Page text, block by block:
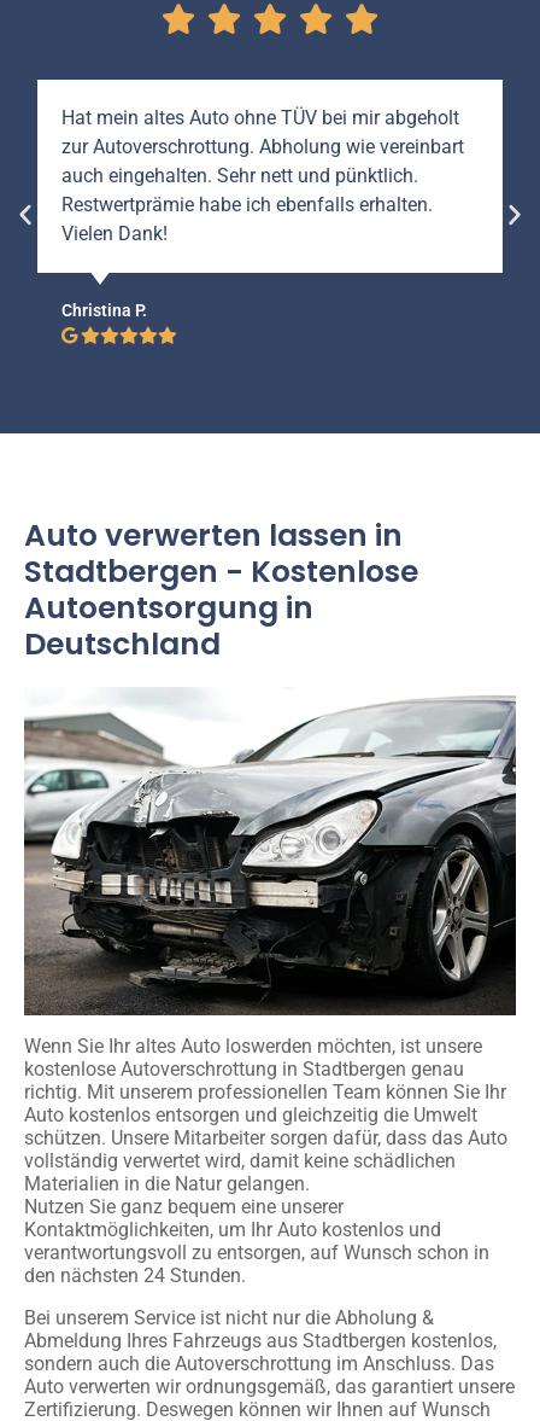
Hat mein altes Auto ohne TÜV bei mir abgeholt
zur Autoverschrottung. Abholung wie vereinbart
auch eingehalten. Sehr nett und pünktlich.
Restwertprämie habe ich ebenfalls erhalten.
Vielen Dank!
Christina P.
Auto verwerten lassen in
Stadtbergen - Kostenlose
Autoentsorgung in
Deutschland
Wenn Sie Ihr altes Auto loswerden möchten, ist unsere
kostenlose Autoverschrottung in Stadtbergen genau
richtig. Mit unserem professionellen Team können Sie Ihr
Auto kostenlos entsorgen und gleichzeitig die Umwelt
schützen. Unsere Mitarbeiter sorgen dafür, dass das Auto
vollständig verwertet wird, damit keine schädlichen
Materialien in die Natur gelangen.
Nutzen Sie ganz bequem eine unserer
Kontaktmöglichkeiten, um Ihr Auto kostenlos und
verantwortungsvoll zu entsorgen, auf Wunsch schon in
den nächsten 24 Stunden.
Bei unserem Service ist nicht nur die Abholung &
Abmeldung Ihres Fahrzeugs aus Stadtbergen kostenlos,
sondern auch die Autoverschrottung im Anschluss. Das
Auto verwerten wir ordnungsgemäß, das garantiert unsere
Zertifizierung. Deswegen können wir Ihnen auf Wunsch